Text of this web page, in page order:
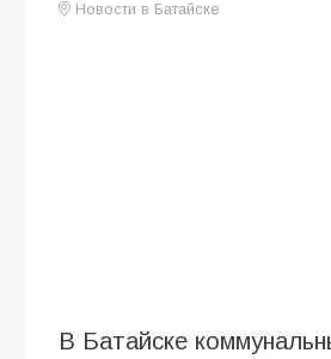
Новости в Батайске
В Батайске